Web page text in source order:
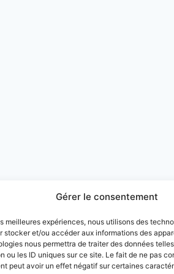
Gérer le consentement
meilleures expériences, nous utilisons des
stocker et/ou accéder aux informations des
nous permettra de traiter des données
ou les ID uniques sur ce site. Le fait de ne pas
peut avoir un effet négatif sur certaines
(UE)